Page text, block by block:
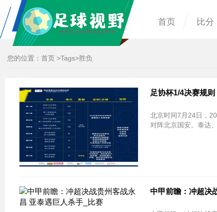
首页 比分
您的位置： 首页 >Tags>胜负
足协杯1/4决赛规
北京时间7月24日，
对阵北京国安。泰达
中甲前瞻：冲超决